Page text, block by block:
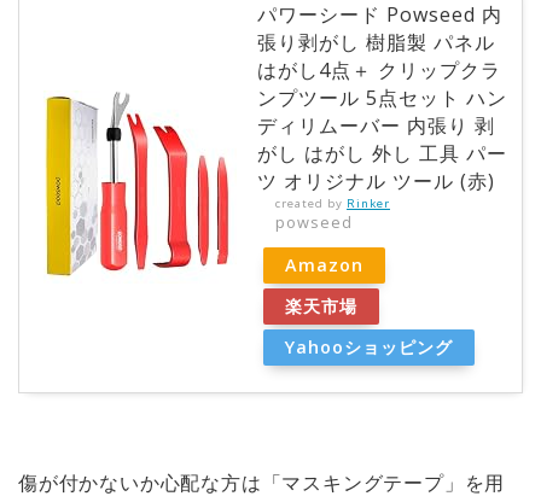
パワーシード Powseed 内
張り剥がし 樹脂製 パネル
はがし4点＋ クリップクラ
ンプツール 5点セット ハン
ディリムーバー 内張り 剥
がし はがし 外し 工具 パー
ツ オリジナル ツール (赤)
created by Rinker
powseed
Amazon
楽天市場
Yahooショッピング
傷が付かないか心配な方は「マスキングテープ」を用